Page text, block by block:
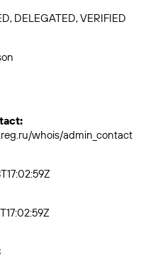
DELEGATED, VERIFIED
:
whois/admin_contact